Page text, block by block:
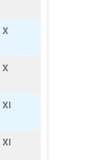
X
X
XI
XI